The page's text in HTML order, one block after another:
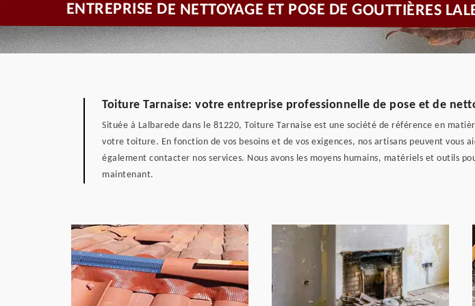
ENTREPRISE DE NETTOYAGE ET POSE DE GOUTTIÈRES
Toiture Tarnaise: votre entreprise professionnelle de pose et de
Située à Lalbarede dans le 81220, Toiture Tarnaise est une société de référence en
votre toiture. En fonction de vos besoins et de vos exigences, nos artisans peuvent vous
également contacter nos services. Nous avons les moyens humains, matériels et outils
maintenant.